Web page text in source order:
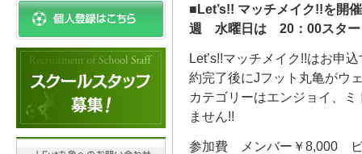
■Let’s!! マッチメイク!!を開
週 水曜日は 20：00スター
Let’s!!マッチメイク!!はお申
約完了後にJフット丸亀がウ
カテゴリーはエンジョイ、
ません!!
参加費 メンバー￥8,000 ビ